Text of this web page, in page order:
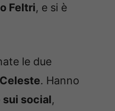
Feltri, e si è
le due
Celeste. Hanno
sui social,